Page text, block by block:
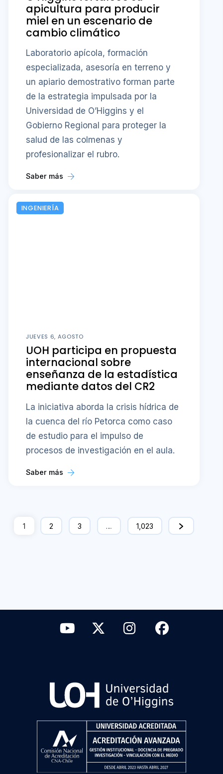
apicultura para producir
miel en un escenario de
cambio climático
Laboratorio apícola, formación
especializada, asesoría en terreno y
un apiario demostrativo forman parte
de la estrategia impulsada por la
Universidad de O’Higgins y el
Gobierno Regional para proteger la
salud de las colmenas y
profesionalizar el rubro.
Saber más
INGENIERÍA
JUEVES 6, AGOSTO
UOH participa en propuesta
internacional sobre
enseñanza de la estadística
mediante datos del CR2
La iniciativa aborda la crisis hídrica de
la cuenca del río Petorca como caso
de estudio para el impulso de
procesos de investigación en el aula.
Saber más
1 2 3 … 1,023